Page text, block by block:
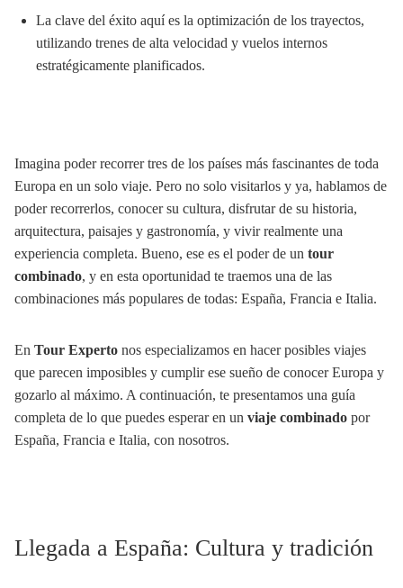
La clave del éxito aquí es la optimización de los trayectos,
utilizando trenes de alta velocidad y vuelos internos
estratégicamente planificados.
Imagina poder recorrer tres de los países más fascinantes de toda
Europa en un solo viaje. Pero no solo visitarlos y ya, hablamos de
poder recorrerlos, conocer su cultura, disfrutar de su historia,
arquitectura, paisajes y gastronomía, y vivir realmente una
experiencia completa. Bueno, ese es el poder de un tour
combinado, y en esta oportunidad te traemos una de las
combinaciones más populares de todas: España, Francia e Italia.
En Tour Experto nos especializamos en hacer posibles viajes
que parecen imposibles y cumplir ese sueño de conocer Europa y
gozarlo al máximo. A continuación, te presentamos una guía
completa de lo que puedes esperar en un viaje combinado por
España, Francia e Italia, con nosotros.
Llegada a España: Cultura y tradición